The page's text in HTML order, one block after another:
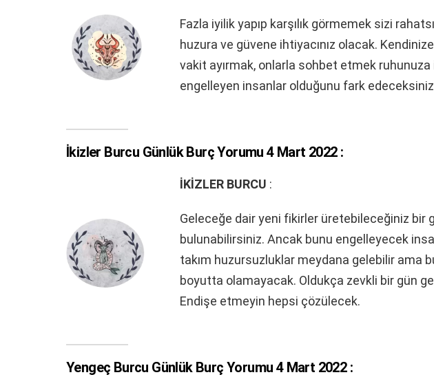
Fazla iyilik yapıp karşılık görmemek sizi
huzura ve güvene ihtiyacınız olacak.
vakit ayırmak, onlarla sohbet etmek ruhunuza
engelleyen insanlar olduğunu fark
İkizler Burcu Günlük Burç Yorumu 4 Mart 2022 :
İKİZLER BURCU :
Geleceğe dair yeni fikirler üretebileceğiniz bir
bulunabilirsiniz. Ancak bunu engelleyecek
takım huzursuzluklar meydana gelebilir ama
boyutta olamayacak. Oldukça zevkli bir gün
Endişe etmeyin hepsi çözülecek.
Yengeç Burcu Günlük Burç Yorumu 4 Mart 2022 :